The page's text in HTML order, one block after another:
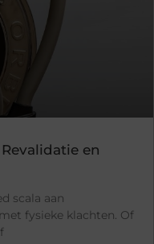
en
scala aan
fysieke klachten. Of